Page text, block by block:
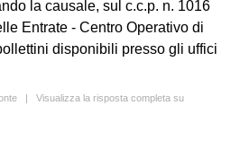
la causale, sul c.c.p. n. 1016
Entrate - Centro Operativo di
disponibili presso gli uffici
| Visualizza la risposta completa su